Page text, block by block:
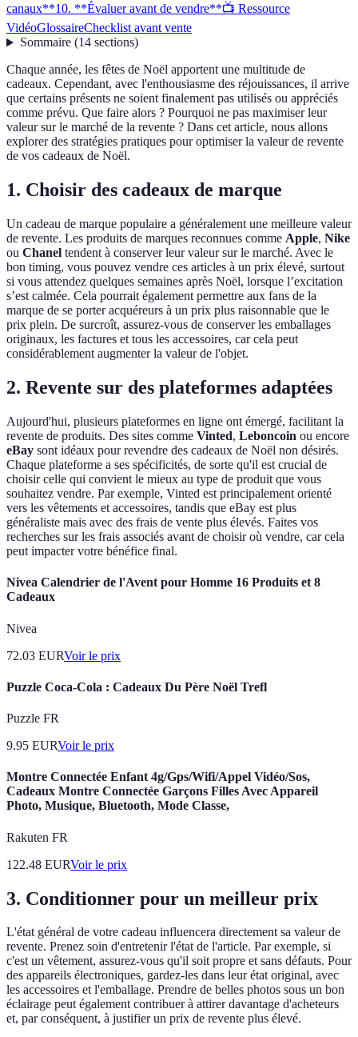
canaux**10. **Évaluer avant de vendre**📺 Ressource
VidéoGlossaireChecklist avant vente
Sommaire(14 sections)
Chaque année, les fêtes de Noël apportent une multitude de
cadeaux. Cependant, avec l'enthousiasme des réjouissances, il arrive
que certains présents ne soient finalement pas utilisés ou appréciés
comme prévu. Que faire alors ? Pourquoi ne pas maximiser leur
valeur sur le marché de la revente ? Dans cet article, nous allons
explorer des stratégies pratiques pour optimiser la valeur de revente
de vos cadeaux de Noël.
1. Choisir des cadeaux de marque
Un cadeau de marque populaire a généralement une meilleure valeur
de revente. Les produits de marques reconnues comme Apple, Nike
ou Chanel tendent à conserver leur valeur sur le marché. Avec le
bon timing, vous pouvez vendre ces articles à un prix élevé, surtout
si vous attendez quelques semaines après Noël, lorsque l’excitation
s’est calmée. Cela pourrait également permettre aux fans de la
marque de se porter acquéreurs à un prix plus raisonnable que le
prix plein. De surcroît, assurez-vous de conserver les emballages
originaux, les factures et tous les accessoires, car cela peut
considérablement augmenter la valeur de l'objet.
2. Revente sur des plateformes adaptées
Aujourd'hui, plusieurs plateformes en ligne ont émergé, facilitant la
revente de produits. Des sites comme Vinted, Leboncoin ou encore
eBay sont idéaux pour revendre des cadeaux de Noël non désirés.
Chaque plateforme a ses spécificités, de sorte qu'il est crucial de
choisir celle qui convient le mieux au type de produit que vous
souhaitez vendre. Par exemple, Vinted est principalement orienté
vers les vêtements et accessoires, tandis que eBay est plus
généraliste mais avec des frais de vente plus élevés. Faites vos
recherches sur les frais associés avant de choisir où vendre, car cela
peut impacter votre bénéfice final.
Nivea Calendrier de l'Avent pour Homme 16 Produits et 8
Cadeaux
Nivea
72.03 EURVoir le prix
Puzzle Coca-Cola : Cadeaux Du Père Noël Trefl
Puzzle FR
9.95 EURVoir le prix
Montre Connectée Enfant 4g/Gps/Wifi/Appel Vidéo/Sos,
Cadeaux Montre Connectée Garçons Filles Avec Appareil
Photo, Musique, Bluetooth, Mode Classe,
Rakuten FR
122.48 EURVoir le prix
3. Conditionner pour un meilleur prix
L'état général de votre cadeau influencera directement sa valeur de
revente. Prenez soin d'entretenir l'état de l'article. Par exemple, si
c'est un vêtement, assurez-vous qu'il soit propre et sans défauts. Pour
des appareils électroniques, gardez-les dans leur état original, avec
les accessoires et l'emballage. Prendre de belles photos sous un bon
éclairage peut également contribuer à attirer davantage d'acheteurs
et, par conséquent, à justifier un prix de revente plus élevé.